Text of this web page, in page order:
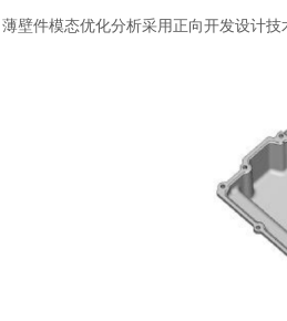
薄壁件模态优化分析采用正向开发设计